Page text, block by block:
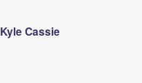
Kyle Cassie